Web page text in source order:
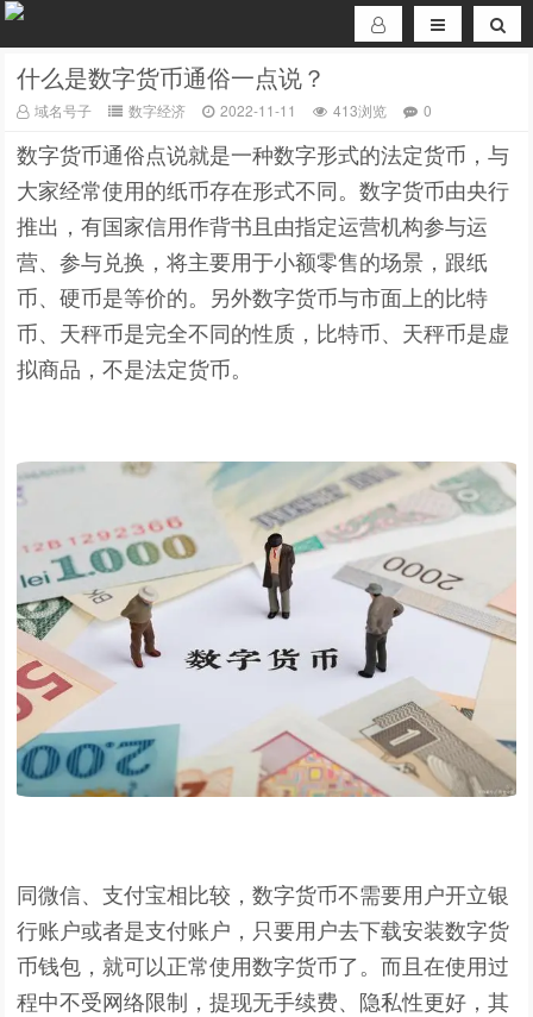
什么是数字货币通俗一点说？
域名号子 数字经济 2022-11-11 413浏览 0
数字货币通俗点说就是一种数字形式的法定货币，与
大家经常使用的纸币存在形式不同。数字货币由央行
推出，有国家信用作背书且由指定运营机构参与运
营、参与兑换，将主要用于小额零售的场景，跟纸
币、硬币是等价的。另外数字货币与市面上的比特
币、天秤币是完全不同的性质，比特币、天秤币是虚
拟商品，不是法定货币。
同微信、支付宝相比较，数字货币不需要用户开立银
行账户或者是支付账户，只要用户去下载安装数字货
币钱包，就可以正常使用数字货币了。而且在使用过
程中不受网络限制，提现无手续费、隐私性更好，其